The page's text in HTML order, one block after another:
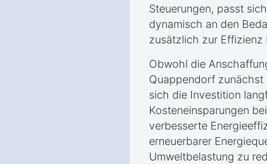
Steuerungen, passt
dynamisch an den
zusätzlich zur Effizienz
Obwohl die
Quappendorf
sich die Investition
Kosteneinsparungen
verbesserte
erneuerbarer
Umweltbelastung zu